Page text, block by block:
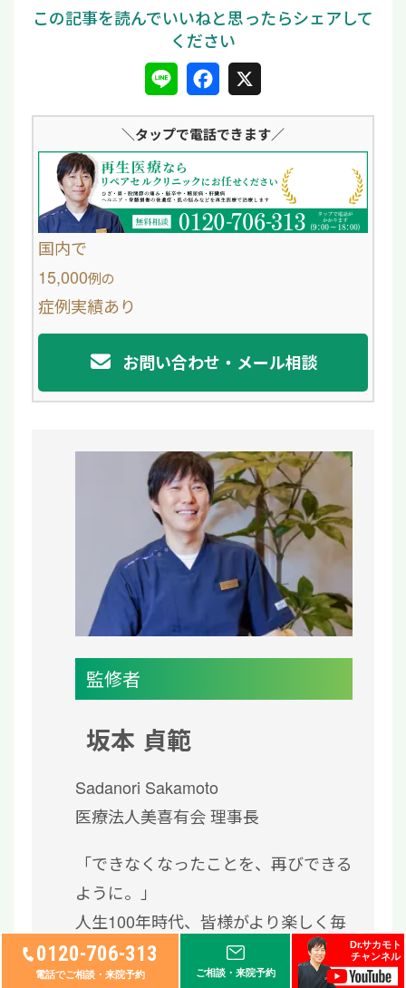
0120-706-313
電話でご相談・来院予約 ご相談・来院予約
Dr.サカモト
チャンネル
L
n
e
F
c
e
b
o
X
＼タップで電話できます／
国内で
15,000例の
症例実績あり
お問い合わせ・メール相談
監修者
坂本 貞範
Sadanori Sakamoto
医療法人美喜有会 理事長
「できなくなったことを、再びできる
ように。」
人生100年時代、皆様がより楽しく毎
日を過ごせることの
お手伝いができれば幸甚の至りでござ